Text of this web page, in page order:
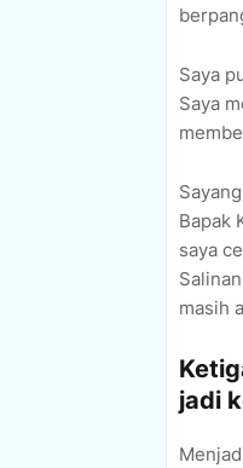
Saya
Saya
Bapak
saya
masih
jadi